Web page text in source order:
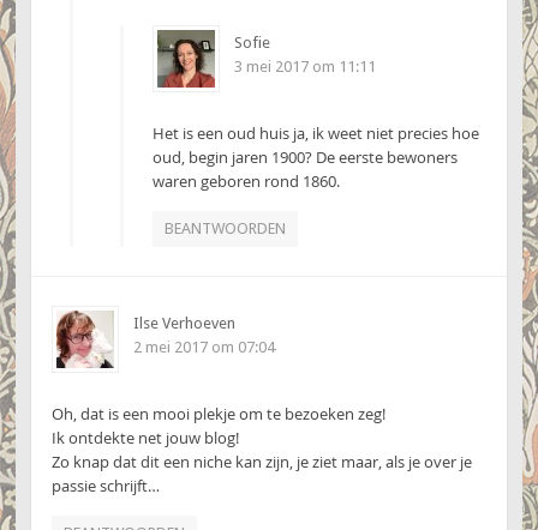
Sofie
3 mei 2017 om 11:11
Het is een oud huis ja, ik weet niet precies hoe
oud, begin jaren 1900? De eerste bewoners
waren geboren rond 1860.
BEANTWOORDEN
Ilse Verhoeven
2 mei 2017 om 07:04
Oh, dat is een mooi plekje om te bezoeken zeg!
Ik ontdekte net jouw blog!
Zo knap dat dit een niche kan zijn, je ziet maar, als je over je
passie schrijft…